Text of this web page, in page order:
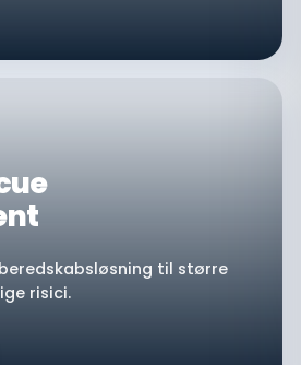
til større
risici.